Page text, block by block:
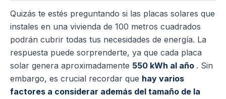
Quizás te estés preguntando si las placas solares que
instales en una vivienda de 100 metros cuadrados
podrán cubrir todas tus necesidades de energía. La
respuesta puede sorprenderte, ya que cada placa
solar genera aproximadamente 550 kWh al año . Sin
embargo, es crucial recordar que hay varios
factores a considerar además del tamaño de la